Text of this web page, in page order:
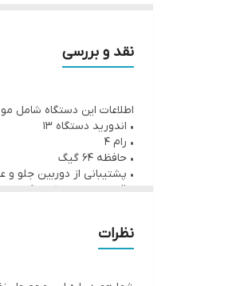
نقد و بررسی
اطلاعات این دستگاه شامل
• اندورید دستگاه ۱۳
• رام ۴
• حافظه ۶۴ گیگ
• پشتیبانی از دوربین جلو
• قابلیت میرولینک با گوشی
• ۲۳ تم جذاب
• سایز مانیتور ۱۱ اینچ
نظرات